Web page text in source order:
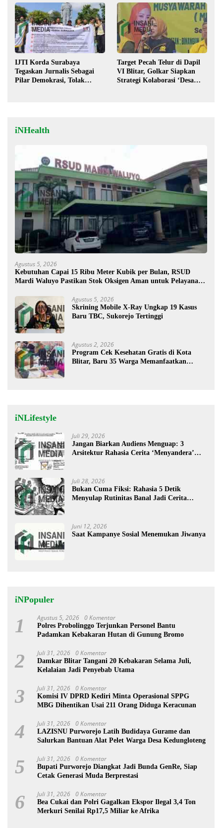
IJTI Korda Surabaya
Tegaskan Jurnalis Sebagai
Pilar Demokrasi, Tolak
Target Pecah Telur di Dapil
VI Blitar, Golkar Siapkan
Strategi Kolaborasi ‘Desa
iNHealth
Agustus 5, 2026
Kebutuhan Capai 15 Ribu Meter Kubik per Bulan, RSUD
Mardi Waluyo Pastikan Stok Oksigen Aman untuk Pelayanan
Agustus 5, 2026
Skrining Mobile X-Ray Ungkap 19 Kasus
Baru TBC, Sukorejo Tertinggi
Agustus 2, 2026
Program Cek Kesehatan Gratis di Kota
Blitar, Baru 35 Warga Memanfaatkan
iNLifestyle
Juli 29, 2026
Jangan Biarkan Audiens Menguap: 3
Arsitektur Rahasia Cerita ‘Menyandera’
Juli 28, 2026
Bukan Cuma Fiksi: Rahasia 5 Detik
Menyulap Rutinitas Banal Jadi Cerita
Juni 12, 2026
Saat Kampanye Sosial Menemukan Jiwanya
iNPopuler
1 Agustus 5, 2026 0 Komentar
Polres Probolinggo Terjunkan Personel Bantu
Padamkan Kebakaran Hutan di Gunung Bromo
2 Juli 31, 2026 0 Komentar
Damkar Blitar Tangani 20 Kebakaran Selama Juli,
Kelalaian Jadi Penyebab Utama
3 Juli 31, 2026 0 Komentar
Komisi IV DPRD Kediri Minta Operasional SPPG
MBG Dihentikan Usai 211 Orang Diduga Keracunan
4 Juli 31, 2026 0 Komentar
LAZISNU Purworejo Latih Budidaya Gurame dan
Salurkan Bantuan Alat Pelet Warga Desa Kedungloteng
5 Juli 31, 2026 0 Komentar
Bupati Purworejo Diangkat Jadi Bunda GenRe, Siap
Cetak Generasi Muda Berprestasi
6 Juli 31, 2026 0 Komentar
Bea Cukai dan Polri Gagalkan Ekspor Ilegal 3,4 Ton
Merkuri Senilai Rp17,5 Miliar ke Afrika